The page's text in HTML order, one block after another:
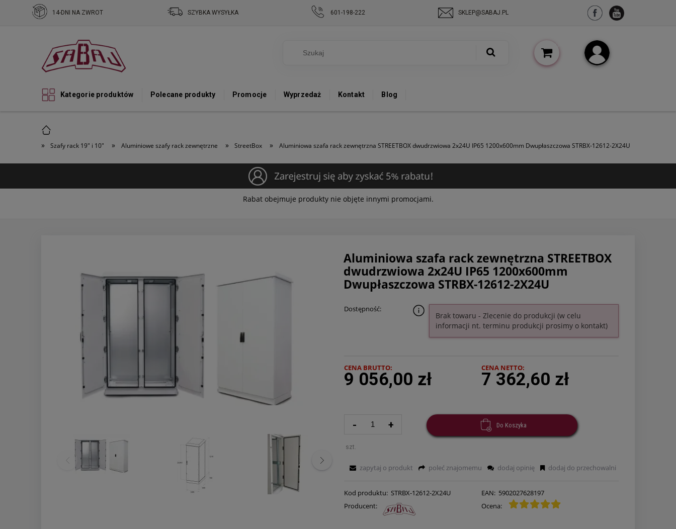
Kategorie produktów Polecane produkty Promocje Wyprzedaż Kontakt Blog
» Szafy rack 19" i 10" » Aluminiowe szafy rack zewnętrzne » StreetBox » Aluminiowa szafa rack zewnętrzna STREETBOX dwudrzwiowa 2x24U IP65 1200x600mm Dwupłaszczowa STRBX-12612-2X24U
14-DNI NA ZWROT SZYBKA WYSYŁKA 601-198-222 SKLEP@SABAJ.PL
Rabat obejmuje produkty nie objęte innymi promocjami.
Aluminiowa szafa rack zewnętrzna STREETBOX
dwudrzwiowa 2x24U IP65 1200x600mm
Dwupłaszczowa STRBX-12612-2X24U
Dostępność:
Brak towaru - Zlecenie do produkcji (w celu
informacji nt. terminu produkcji prosimy o kontakt)
CENA BRUTTO:
9 056,00 zł
CENA NETTO:
7 362,60 zł
- +
szt.
Do Koszyka
Kod produktu: STRBX-12612-2X24U EAN: 5902027628197
Ocena:
Producent:
zapytaj o produkt poleć znajomemu dodaj opinię dodaj do przechowalni